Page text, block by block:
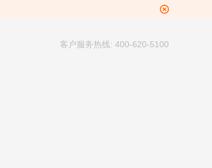
客户服务热线: 400-620-5100